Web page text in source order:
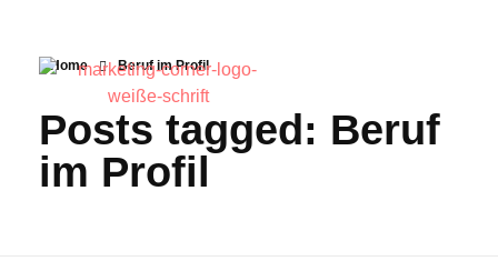
Home Beruf im Profil
Posts tagged: Beruf
im Profil